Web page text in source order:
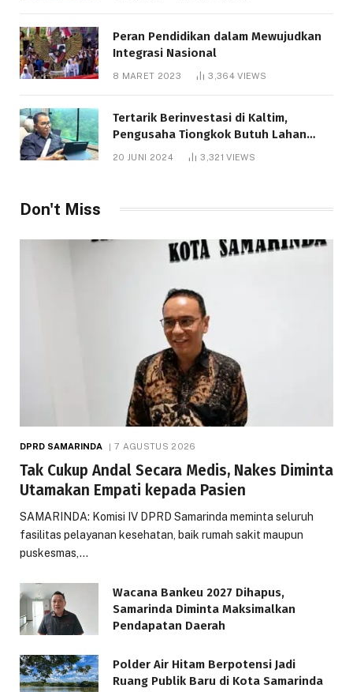
Peran Pendidikan dalam Mewujudkan
Integrasi Nasional
8 MARET 2023 3,364VIEWS
Tertarik Berinvestasi di Kaltim,
Pengusaha Tiongkok Butuh Lahan
1.000 Hektare
20 JUNI 2024 3,321VIEWS
Don't Miss
DPRD SAMARINDA 7 AGUSTUS 2026
Tak Cukup Andal Secara Medis, Nakes Diminta
Utamakan Empati kepada Pasien
SAMARINDA: Komisi IV DPRD Samarinda meminta seluruh
fasilitas pelayanan kesehatan, baik rumah sakit maupun
puskesmas,…
Wacana Bankeu 2027 Dihapus,
Samarinda Diminta Maksimalkan
Pendapatan Daerah
Polder Air Hitam Berpotensi Jadi
Ruang Publik Baru di Kota Samarinda